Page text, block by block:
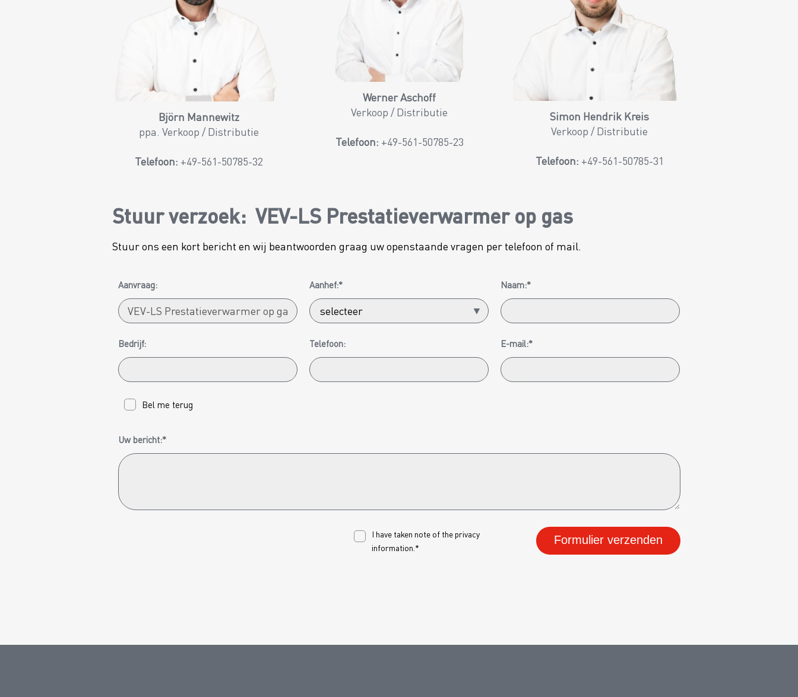
Björn Mannewitz
ppa. Verkoop / Distributie
Telefoon: +49-561-50785-32
Werner Aschoff
Verkoop / Distributie
Telefoon: +49-561-50785-23
Simon Hendrik Kreis
Verkoop / Distributie
Telefoon: +49-561-50785-31
Stuur verzoek: VEV-LS Prestatieverwarmer op gas
Stuur ons een kort bericht en wij beantwoorden graag uw openstaande vragen per telefoon of mail.
Aanvraag: Aanhef:* Naam:*
Bedrijf: Telefoon: E-mail:*
Bel me terug
Uw bericht:*
I have taken note of theprivacy
information.*
Formulier verzenden